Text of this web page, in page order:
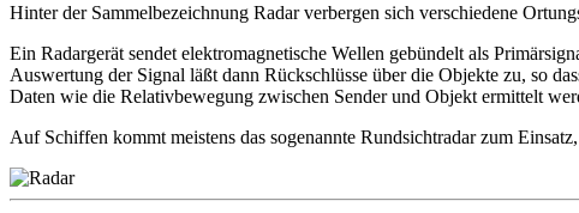
Hinter der Sammelbezeichnung Radar verbergen sich verschiedene
Ein Radargerät sendet elektromagnetische Wellen gebündelt als
Auswertung der Signal läßt dann Rückschlüsse über die Objekte zu, so
Daten wie die Relativbewegung zwischen Sender und Objekt ermittelt
Auf Schiffen kommt meistens das sogenannte Rundsichtradar zum